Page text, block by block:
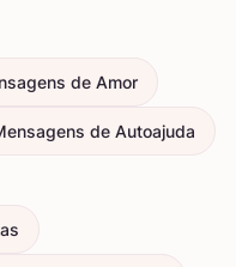
de Amor
de Autoajuda